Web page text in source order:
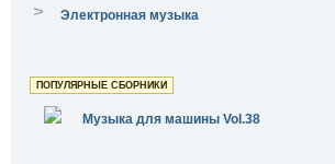
> Электронная музыка
ПОПУЛЯРНЫЕ СБОРНИКИ
Музыка для машины Vol.38